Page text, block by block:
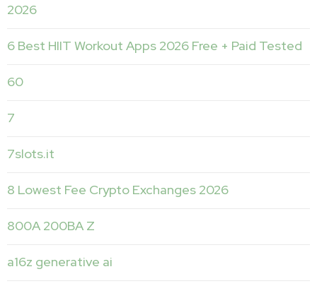
2026
6 Best HIIT Workout Apps 2026 Free + Paid Tested
60
7
7slots.it
8 Lowest Fee Crypto Exchanges 2026
800A 200BA Z
a16z generative ai